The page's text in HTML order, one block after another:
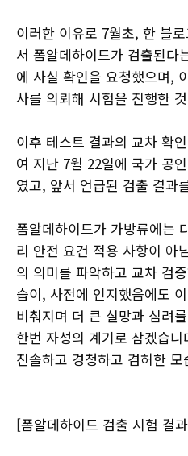
이러한 이유로 7월초, 한 블
서 폼알데하이드가 검출된다
에 사실 확인을 요청했으며,
사를 의뢰해 시험을 진행한
이후 테스트 결과의 교차 확
여 지난 7월 22일에 국가 공
였고, 앞서 언급된 검출 결과
폼알데하이드가 가방류에는
리 안전 요건 적용 사항이 아
의 의미를 파악하고 교차 검
습이, 사전에 인지했음에도
비춰지며 더 큰 실망과 심려
한번 자성의 계기로 삼겠습
진솔하고 경청하고 겸허한
[폼알데하이드 검출 시험 결